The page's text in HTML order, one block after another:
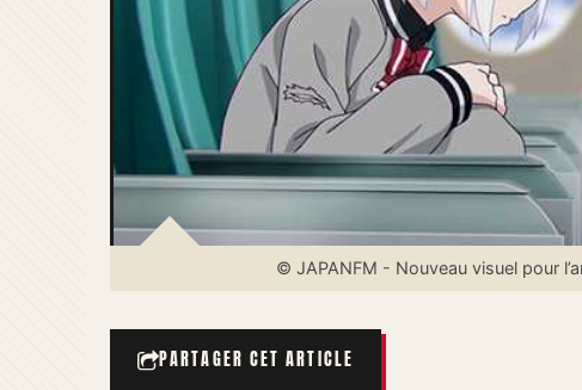
© JAPANFM - Nouveau visuel pour
PARTAGER CET ARTICLE